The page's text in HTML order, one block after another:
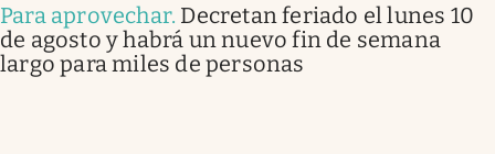
Para aprovechar. Decretan feriado el lunes 10
de agosto y habrá un nuevo fin de semana
largo para miles de personas